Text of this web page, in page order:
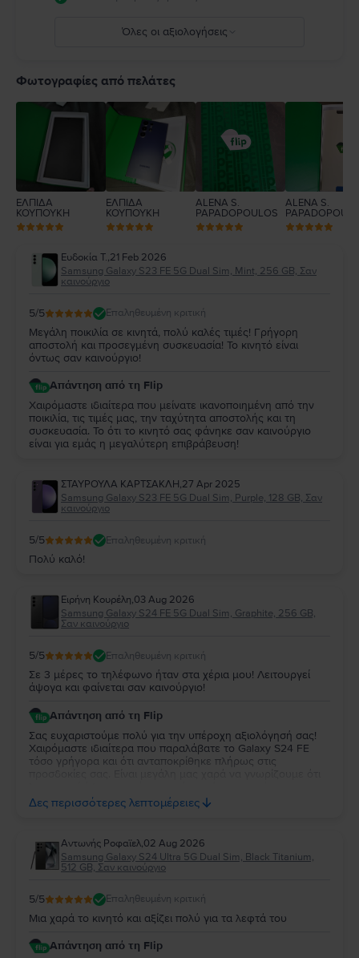
Όλες οι αξιολογήσεις
4
Φωτογραφίες από πελάτες
ΕΛΠΙΔΑ
ΚΟΥΠΟΥΚΗ
ΕΛΠΙΔΑ
ΚΟΥΠΟΥΚΗ
ALENA S.
PAPADOPOULOS
ALENA S.
Ευδοκία Τ.,21 Feb 2026
Samsung Galaxy S23 FE 5G Dual Sim, Mint, 256 GB, Σαν
καινούργιο
5/5 Επαληθευμένη κριτική
Μεγάλη ποικιλία σε κινητά, πολύ καλές τιμές! Γρήγορη
αποστολή και προσεγμένη συσκευασία! Το κινητό είναι
όντως σαν καινούργιο!
Απάντηση από τη Flip
Χαιρόμαστε ιδιαίτερα που μείνατε ικανοποιημένη από την
ποικιλία, τις τιμές μας, την ταχύτητα αποστολής και τη
συσκευασία. Το ότι το κινητό σας φάνηκε σαν καινούργιο
είναι για εμάς η μεγαλύτερη επιβράβευση!
ΣΤΑΥΡΟΥΛΑ ΚΑΡΤΣΑΚΛΗ,27 Apr 2025
Samsung Galaxy S23 FE 5G Dual Sim, Purple, 128 GB, Σαν
καινούργιο
5/5 Επαληθευμένη κριτική
Πολύ καλό!
Ειρήνη Κουρέλη,03 Aug 2026
Samsung Galaxy S24 FE 5G Dual Sim, Graphite, 256 GB,
Σαν καινούργιο
5/5 Επαληθευμένη κριτική
Σε 3 μέρες το τηλέφωνο ήταν στα χέρια μου! Λειτουργεί
άψογα και φαίνεται σαν καινούργιο!
Απάντηση από τη Flip
Σας ευχαριστούμε πολύ για την υπέροχη αξιολόγησή σας!
Χαιρόμαστε ιδιαίτερα που παραλάβατε το Galaxy S24 FE
τόσο γρήγορα και ότι ανταποκρίθηκε πλήρως στις
απόλυτα ικανοποιημένη. Σας ευχαριστούμε για την
εμπιστοσύνη σας και σας ευχόμαστε να χαρείτε τη νέα σας
Δες περισσότερες λεπτομέρειες
Aντωνής Ροφαϊελ,02 Aug 2026
Samsung Galaxy S24 Ultra 5G Dual Sim, Black Titanium,
512 GB, Σαν καινούργιο
5/5 Επαληθευμένη κριτική
Μια χαρά το κινητό και αξίζει πολύ για τα λεφτά του
Απάντηση από τη Flip